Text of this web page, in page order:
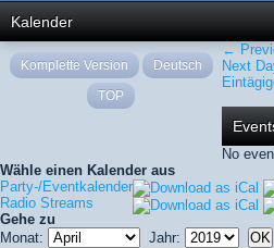
Kalender
←
Next
No
Wähle einen Kalender aus
Party-/Eventkalender
Radio Streams
Gehe zu
Monat:
Jahr:
Komplette Version
Deutsch
TOP